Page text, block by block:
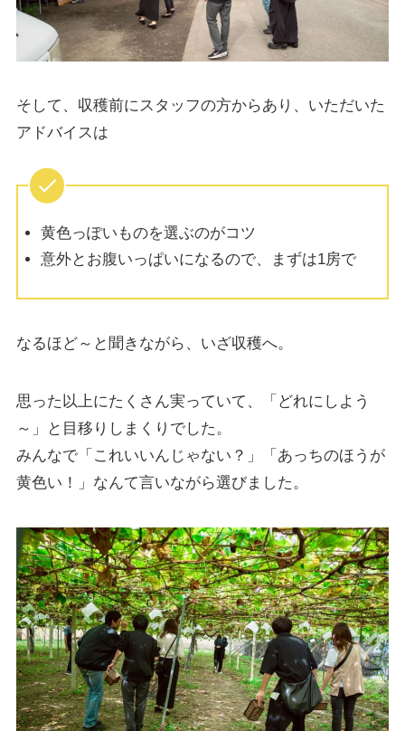
そして、収穫前にスタッフの方からあり、いただいた
アドバイスは
黄色っぽいものを選ぶのがコツ
意外とお腹いっぱいになるので、まずは1房で
なるほど～と聞きながら、いざ収穫へ。
思った以上にたくさん実っていて、「どれにしよう
～」と目移りしまくりでした。
みんなで「これいいんじゃない？」「あっちのほうが
黄色い！」なんて言いながら選びました。